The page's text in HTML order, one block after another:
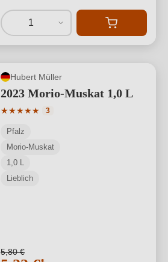
1
Hubert Müller
2023 Morio-Muskat 1,0 L
★★★★★
Durchschnittliche Bewertung von 5
3
Pfalz
Morio-Muskat
1,0 L
Lieblich
5,80 €